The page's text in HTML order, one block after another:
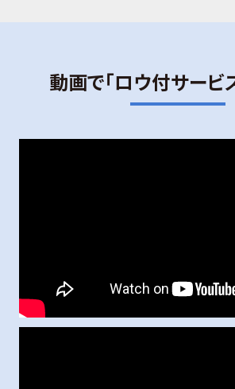
動画で「ロウ付サービ